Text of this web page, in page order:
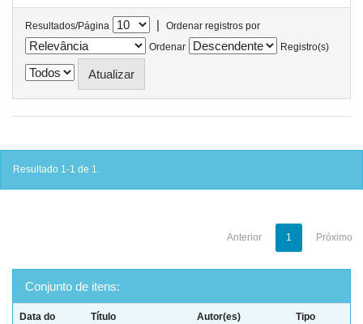
Resultados/Página |
Ordenar registros por
Ordenar
Registro(s)
Resultado 1-1 de 1.
Anterior 1 Próximo
Conjunto de itens:
Data do
Título Autor(es) Tipo